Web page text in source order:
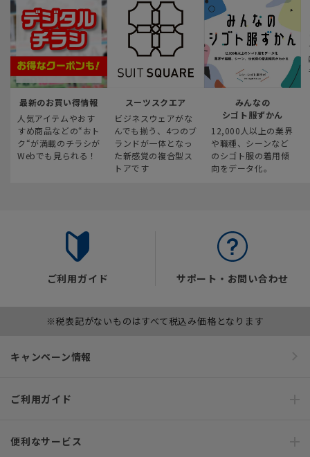
最新のお買い得情報
人気アイテムやおす
すめ商品などの“おト
ク“が満載のチラシが
Webでも見られる！
スーツスクエア
ビジネスウェアがな
んでも揃う、4つのブ
ランドが一体となっ
た新感覚の複合型ス
トアです
みんなの
シゴト服ずかん
12,000人以上の業界
や職種、シーンなど
のシゴト服の着用傾
向をデータ化。
ご利用ガイド サポート・お問い合わせ
※税表記がないものはすべて税込み価格となります
キャンペーン情報
ご利用ガイド
便利なサービス